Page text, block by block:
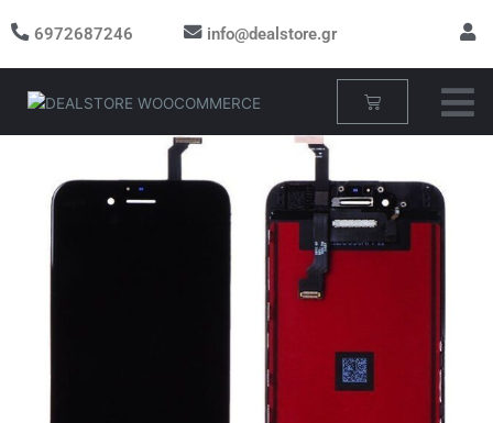
στο 6972687246 info@dealstore.gr
Cart